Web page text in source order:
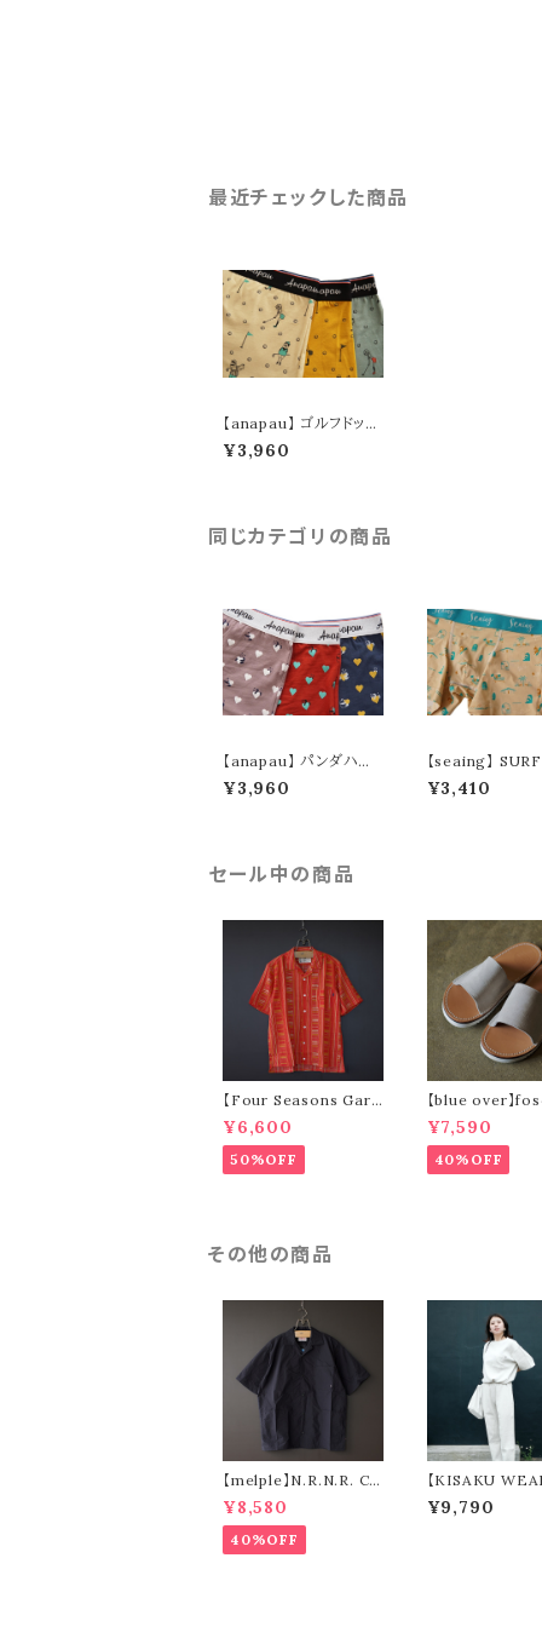
最近チェックした商品
【anapau】 ゴルフドット
ボクサーパンツ P-220
3
¥3,960
同じカテゴリの商品
【anapau】 パンダハー
ト ボクサーパンツ P-24
04
¥3,960
【seaing】
ADISE ボクサー
S7001
¥3,410
セール中の商品
【Four Seasons Gara
ge】ladder stripe op
en collar s/s shirt (o
range)
¥6,600
50%OFF
【blue over】
elour)
¥7,590
40%OFF
その他の商品
【melple】N.R.N.R. Ca
mp Shirt (black)
¥8,580
40%OFF
【KISAKU WEAR
dem design】
waffle
¥9,790